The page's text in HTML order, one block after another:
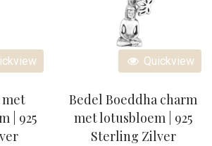
| 925
Quickview
Bedel Boeddha charm
met lotusbloem | 925
Sterling Zilver